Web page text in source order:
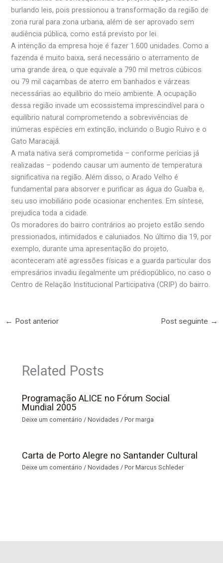
burlando leis, pois pressionou a transformação da região de
zona rural para zona urbana, além de ser aprovado sem
audiência pública, como está previsto por lei.
A intenção da empresa hoje é fazer 1.600 unidades. Como a
fazenda é muito baixa, será necessário o aterramento de
uma grande área, o que equivale a 790 mil metros cúbicos
ou 79 mil caçambas de aterro em banhados e várzeas
necessárias ao equilíbrio do meio ambiente. A ocupação
dessa região invade um ecossistema imprescindível para o
equilíbrio natural comprometendo a sobrevivências de
inúmeras espécies em extinção, incluindo o Bugio Ruivo e o
Gato Maracajá.
A mata nativa será comprometida – conforme perícias já
realizadas – podendo causar um aumento de temperatura
significativa na região. Além disso, o Arado Velho é
fundamental para absorver e purificar as água do Guaíba e,
seu uso imobiliário pode ocasionar enchentes. Em síntese,
prejudica toda a cidade.
Os moradores do bairro contrários ao projeto estão sendo
pressionados, intimidados e caluniados. No último dia 19, por
exemplo, durante uma apresentação do projeto,
aconteceram até agressões físicas e a guarda particular dos
empresários invadiu ilegalmente um prédiopúblico, no caso o
Centro de Relação Institucional Participativa (CRIP) do bairro.
← Post anterior Post seguinte →
Related Posts
Programação ALICE no Fórum Social
Mundial 2005
Deixe um comentário /Novidades / Pormarga
Carta de Porto Alegre no Santander Cultural
Deixe um comentário /Novidades / PorMarcus Schleder